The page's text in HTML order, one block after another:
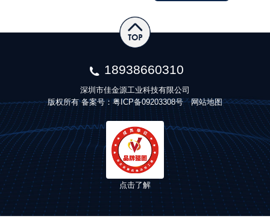
18938660310
深圳市佳金源工业科技有限公司
版权所有 备案号：粤ICP备09203308号 网站地图
点击了解